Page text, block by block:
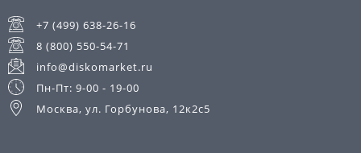
+7 (499) 638-26-16
8 (800) 550-54-71
info@diskomarket.ru
Пн-Пт: 9-00 - 19-00
Москва, ул. Горбунова, 12к2с5